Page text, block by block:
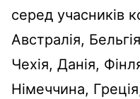
серед учасників
Австралія,
Чехія, Данія,
Німеччина, Греція,